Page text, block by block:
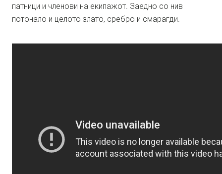
патници и членови на екипажот. Заедно со нив
потонало и целото злато, сребро и смарагди.